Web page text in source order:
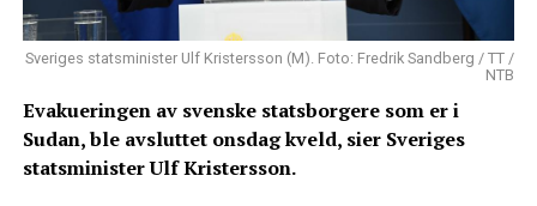
Sveriges statsminister Ulf Kristersson (M). Foto: Fredrik Sandberg / TT /
NTB
Evakueringen av svenske statsborgere som er i
Sudan, ble avsluttet onsdag kveld, sier Sveriges
statsminister Ulf Kristersson.